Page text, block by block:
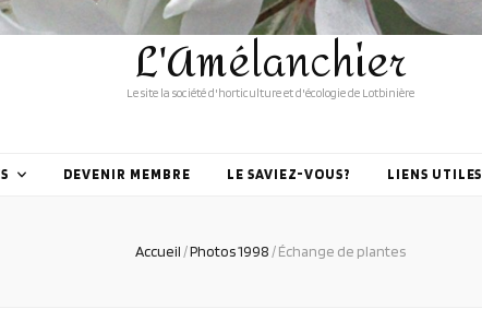
L'Amélanchier
Le site la société d'horticulture et d'écologie de Lotbinière
DEVENIR MEMBRE LE SAVIEZ-VOUS? LIENS UTILES
Accueil/Photos 1998/Échange de plantes